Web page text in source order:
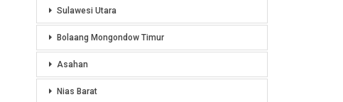
Sulawesi Utara
Bolaang Mongondow Timur
Asahan
Nias Barat